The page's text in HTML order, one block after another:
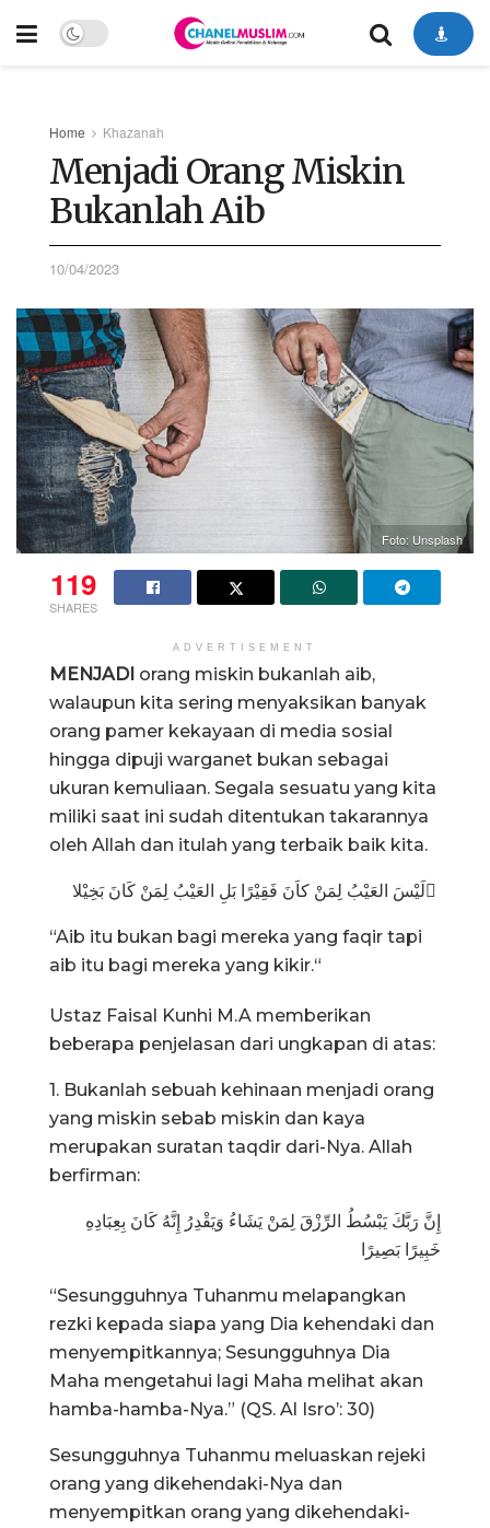
Home Khazanah
Menjadi Orang Miskin
Bukanlah Aib
10/04/2023
Foto: Unsplash
119
SHARES
ADVERTISEMENT
MENJADI orang miskin bukanlah aib,
walaupun kita sering menyaksikan banyak
orang pamer kekayaan di media sosial
hingga dipuji warganet bukan sebagai
ukuran kemuliaan. Segala sesuatu yang kita
miliki saat ini sudah ditentukan takarannya
oleh Allah dan itulah yang terbaik baik kita.
لَيْسَ العَيْبُ لِمَنْ كاَنَ فَقِيْرًا بَلِ العَيْبُ لِمَنْ كَانَ بَخِيْلا ً
“Aib itu bukan bagi mereka yang faqir tapi
aib itu bagi mereka yang kikir.“
Ustaz Faisal Kunhi M.A memberikan
beberapa penjelasan dari ungkapan di atas:
1. Bukanlah sebuah kehinaan menjadi orang
yang miskin sebab miskin dan kaya
merupakan suratan taqdir dari-Nya. Allah
berfirman:
إِنَّ رَبَّكَ يَبْسُطُ الرِّزْقَ لِمَنْ يَشَاءُ وَيَقْدِرُ إِنَّهُ كَانَ بِعِبَادِهِ
خَبِيرًا بَصِيرًا
“Sesungguhnya Tuhanmu melapangkan
rezki kepada siapa yang Dia kehendaki dan
menyempitkannya; Sesungguhnya Dia
Maha mengetahui lagi Maha melihat akan
hamba-hamba-Nya.” (QS. Al Isro’: 30)
Sesungguhnya Tuhanmu meluaskan rejeki
orang yang dikehendaki-Nya dan
menyempitkan orang yang dikehendaki-